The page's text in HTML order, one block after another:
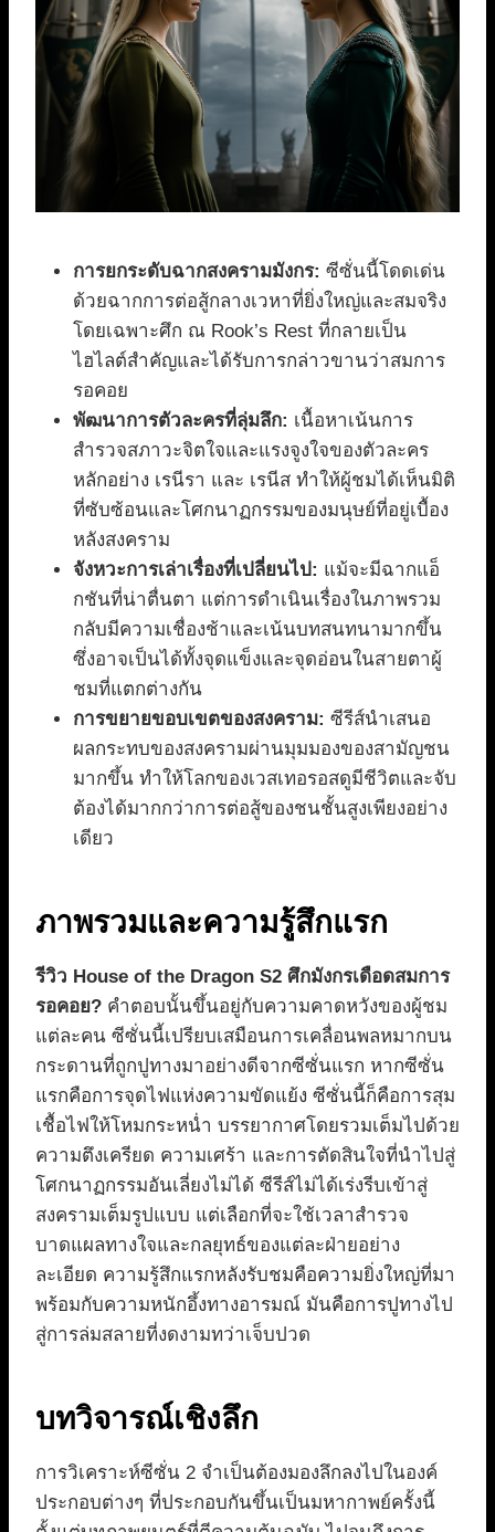
การยกระดับฉากสงครามมังกร: ซีซั่นนี้โดดเด่น
ด้วยฉากการต่อสู้กลางเวหาที่ยิ่งใหญ่และสมจริง
โดยเฉพาะศึก ณ Rook’s Rest ที่กลายเป็น
ไฮไลต์สำคัญและได้รับการกล่าวขานว่าสมการ
รอคอย
พัฒนาการตัวละครที่ลุ่มลึก: เนื้อหาเน้นการ
สำรวจสภาวะจิตใจและแรงจูงใจของตัวละคร
หลักอย่าง เรนีรา และ เรนีส ทำให้ผู้ชมได้เห็นมิติ
ที่ซับซ้อนและโศกนาฏกรรมของมนุษย์ที่อยู่เบื้อง
หลังสงคราม
จังหวะการเล่าเรื่องที่เปลี่ยนไป: แม้จะมีฉากแอ็
กชันที่น่าตื่นตา แต่การดำเนินเรื่องในภาพรวม
กลับมีความเชื่องช้าและเน้นบทสนทนามากขึ้น
ซึ่งอาจเป็นได้ทั้งจุดแข็งและจุดอ่อนในสายตาผู้
ชมที่แตกต่างกัน
การขยายขอบเขตของสงคราม: ซีรีส์นำเสนอ
ผลกระทบของสงครามผ่านมุมมองของสามัญชน
มากขึ้น ทำให้โลกของเวสเทอรอสดูมีชีวิตและจับ
ต้องได้มากกว่าการต่อสู้ของชนชั้นสูงเพียงอย่าง
เดียว
ภาพรวมและความรู้สึกแรก
รีวิว House of the Dragon S2 ศึกมังกรเดือดสมการ
รอคอย? คำตอบนั้นขึ้นอยู่กับความคาดหวังของผู้ชม
แต่ละคน ซีซั่นนี้เปรียบเสมือนการเคลื่อนพลหมากบน
กระดานที่ถูกปูทางมาอย่างดีจากซีซั่นแรก หากซีซั่น
แรกคือการจุดไฟแห่งความขัดแย้ง ซีซั่นนี้ก็คือการสุม
เชื้อไฟให้โหมกระหน่ำ บรรยากาศโดยรวมเต็มไปด้วย
ความตึงเครียด ความเศร้า และการตัดสินใจที่นำไปสู่
โศกนาฏกรรมอันเลี่ยงไม่ได้ ซีรีส์ไม่ได้เร่งรีบเข้าสู่
สงครามเต็มรูปแบบ แต่เลือกที่จะใช้เวลาสำรวจ
บาดแผลทางใจและกลยุทธ์ของแต่ละฝ่ายอย่าง
ละเอียด ความรู้สึกแรกหลังรับชมคือความยิ่งใหญ่ที่มา
พร้อมกับความหนักอึ้งทางอารมณ์ มันคือการปูทางไป
สู่การล่มสลายที่งดงามทว่าเจ็บปวด
บทวิจารณ์เชิงลึก
การวิเคราะห์ซีซั่น 2 จำเป็นต้องมองลึกลงไปในองค์
ประกอบต่างๆ ที่ประกอบกันขึ้นเป็นมหากาพย์ครั้งนี้